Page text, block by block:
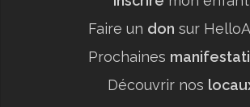
Faire un don sur
Prochaines
Découvrir nos